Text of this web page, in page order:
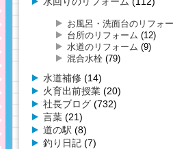
お風呂・洗面台のリフォ
台所のリフォーム (12)
水道のリフォーム (9)
混合水栓 (79)
水道補修 (14)
火育出前授業 (20)
社長ブログ (732)
言葉 (21)
道の駅 (8)
釣り日記 (7)